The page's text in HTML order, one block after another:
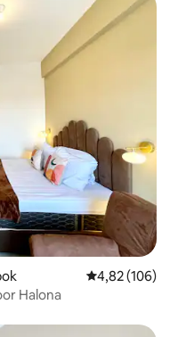
Gemiddelde
4,82 (106)
Halona